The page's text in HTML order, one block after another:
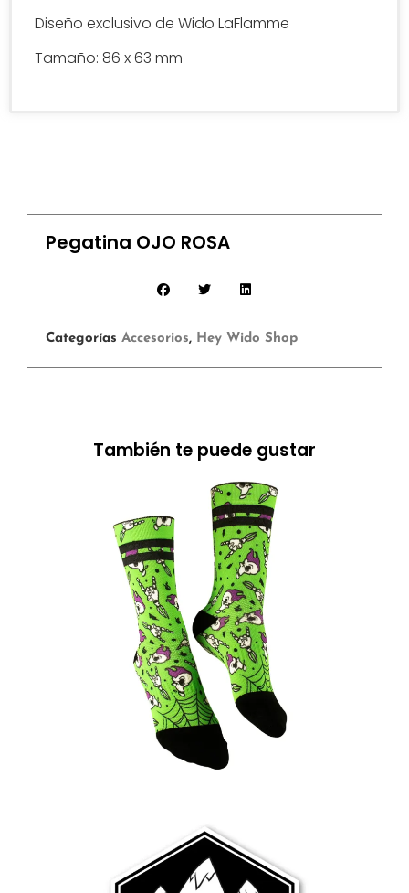
Diseño exclusivo de Wido LaFlamme
Tamaño: 86 x 63 mm
Pegatina OJO ROSA
Categorías Accesorios, Hey Wido Shop
También te puede gustar
14.99€
Ver más